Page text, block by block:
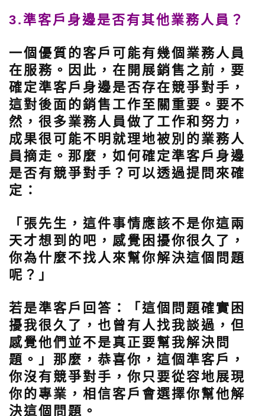
3.準客戶身邊是否有其他業務人員？
一個優質的客戶可能有幾個業務人員
在服務。因此，在開展銷售之前，要
確定準客戶身邊是否存在競爭對手，
這對後面的銷售工作至關重要。要不
然，很多業務人員做了工作和努力，
成果很可能不明就理地被別的業務人
員摘走。那麼，如何確定準客戶身邊
是否有競爭對手？可以透過提問來確
定：
「張先生，這件事情應該不是你這兩
天才想到的吧，感覺困擾你很久了，
你為什麼不找人來幫你解決這個問題
呢？」
若是準客戶回答：「這個問題確實困
擾我很久了，也曾有人找我談過，但
感覺他們並不是真正要幫我解決問
題。」那麼，恭喜你，這個準客戶，
你沒有競爭對手，你只要從容地展現
你的專業，相信客戶會選擇你幫他解
決這個問題。